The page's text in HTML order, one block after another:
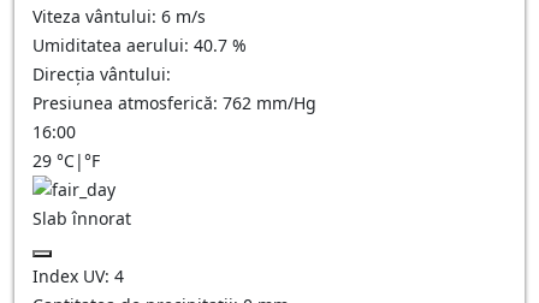
Viteza vântului: 6 m/s
Umiditatea aerului: 40.7 %
Direcția vântului:
Presiunea atmosferică: 762 mm/Hg
16:00
29 °C|°F
Slab înnorat
Index UV: 4